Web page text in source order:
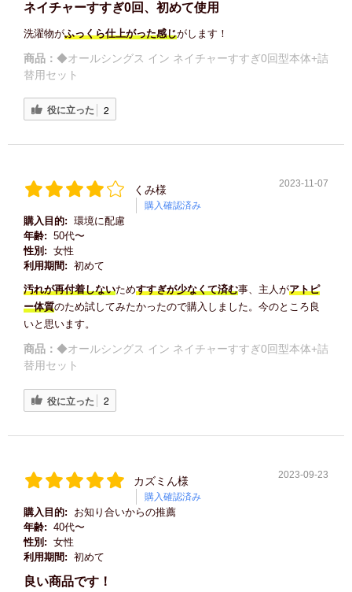
ネイチャーすすぎ0回、初めて使用
洗濯物がふっくら仕上がった感じがします！
商品： ◆オールシングス イン ネイチャーすすぎ0回型本体+詰
替用セット
役に立った 2
くみ様
購入確認済み
2023-11-07
購入目的: 環境に配慮
年齢: 50代〜
性別: 女性
利用期間: 初めて
汚れが再付着しないためすすぎが少なくて済む事、主人がアトピ
ー体質のため試してみたかったので購入しました。今のところ良
いと思います。
商品： ◆オールシングス イン ネイチャーすすぎ0回型本体+詰
替用セット
役に立った 2
カズミん様
購入確認済み
2023-09-23
購入目的:
お知り合いからの推薦
年齢: 40代〜
性別: 女性
利用期間: 初めて
良い商品です！